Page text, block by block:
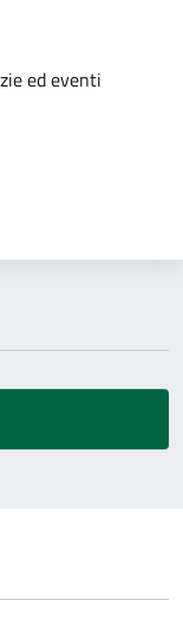
ed eventi